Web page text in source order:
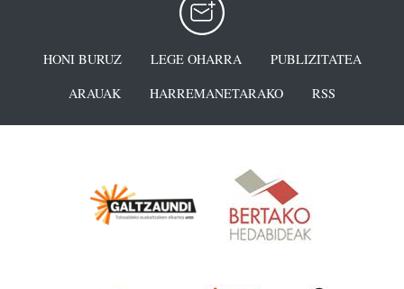
HONI BURUZ LEGE OHARRA
PUBLIZITATEA
ARAUAK
HARREMANETARAKO RSS